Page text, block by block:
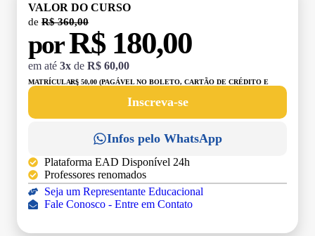
VALOR DO CURSO
de R$ 360,00
porR$ 180,00
em até 3x de R$ 60,00
MATRÍCULA:R$ 50,00 (PAGÁVEL NO BOLETO, CARTÃO DE CRÉDITO E
Inscreva-se
Infos pelo WhatsApp
Plataforma EAD Disponível 24h
Professores renomados
Seja um Representante Educacional
Fale Conosco - Entre em Contato